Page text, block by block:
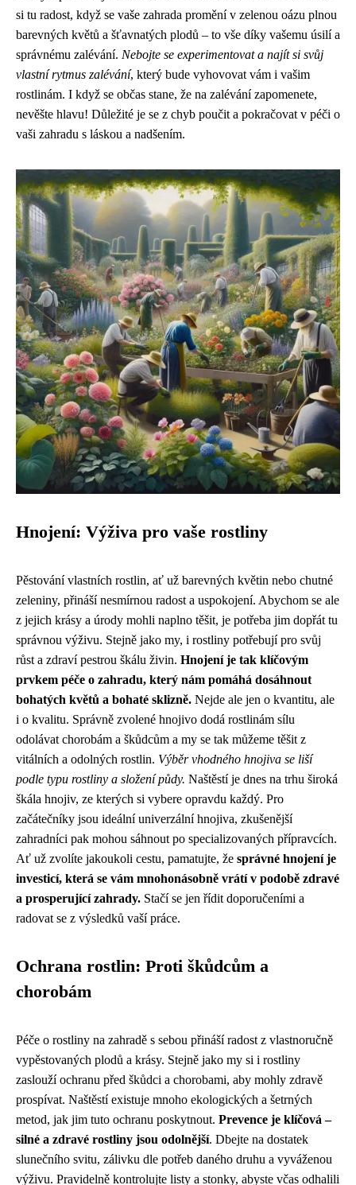
si tu radost, když se vaše zahrada promění v zelenou oázu plnou
barevných květů a šťavnatých plodů – to vše díky vašemu úsilí a
správnému zalévání. Nebojte se experimentovat a najít si svůj
vlastní rytmus zalévání, který bude vyhovovat vám i vašim
rostlinám. I když se občas stane, že na zalévání zapomenete,
nevěšte hlavu! Důležité je se z chyb poučit a pokračovat v péči o
vaši zahradu s láskou a nadšením.
Hnojení: Výživa pro vaše rostliny
Pěstování vlastních rostlin, ať už barevných květin nebo chutné
zeleniny, přináší nesmírnou radost a uspokojení. Abychom se ale
z jejich krásy a úrody mohli naplno těšit, je potřeba jim dopřát tu
správnou výživu. Stejně jako my, i rostliny potřebují pro svůj
růst a zdraví pestrou škálu živin. Hnojení je tak klíčovým
prvkem péče o zahradu, který nám pomáhá dosáhnout
bohatých květů a bohaté sklizně. Nejde ale jen o kvantitu, ale
i o kvalitu. Správně zvolené hnojivo dodá rostlinám sílu
odolávat chorobám a škůdcům a my se tak můžeme těšit z
vitálních a odolných rostlin. Výběr vhodného hnojiva se liší
podle typu rostliny a složení půdy. Naštěstí je dnes na trhu široká
škála hnojiv, ze kterých si vybere opravdu každý. Pro
začátečníky jsou ideální univerzální hnojiva, zkušenější
zahradníci pak mohou sáhnout po specializovaných přípravcích.
Ať už zvolíte jakoukoli cestu, pamatujte, že správné hnojení je
investicí, která se vám mnohonásobně vrátí v podobě zdravé
a prosperující zahrady. Stačí se jen řídit doporučeními a
radovat se z výsledků vaší práce.
Ochrana rostlin: Proti škůdcům a
chorobám
Péče o rostliny na zahradě s sebou přináší radost z vlastnoručně
vypěstovaných plodů a krásy. Stejně jako my si i rostliny
zaslouží ochranu před škůdci a chorobami, aby mohly zdravě
prospívat. Naštěstí existuje mnoho ekologických a šetrných
metod, jak jim tuto ochranu poskytnout. Prevence je klíčová –
silné a zdravé rostliny jsou odolnější. Dbejte na dostatek
slunečního svitu, zálivku dle potřeb daného druhu a vyváženou
výživu. Pravidelně kontrolujte listy a stonky, abyste včas odhalili